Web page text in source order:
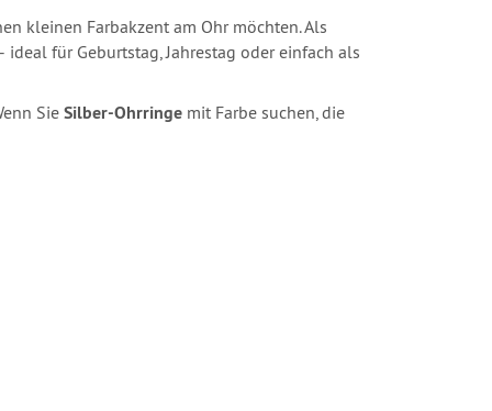
kleinen Farbakzent am Ohr möchten. Als
für Geburtstag, Jahrestag oder einfach als
Sie Silber‑Ohrringe mit Farbe suchen, die